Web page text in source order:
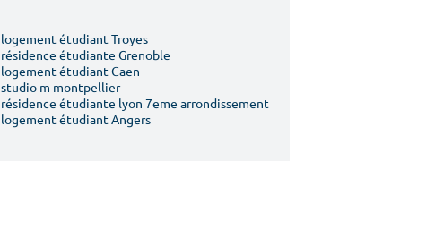
logement étudiant Troyes
résidence étudiante Grenoble
logement étudiant Caen
studio m montpellier
résidence étudiante lyon 7eme arrondissement
logement étudiant Angers